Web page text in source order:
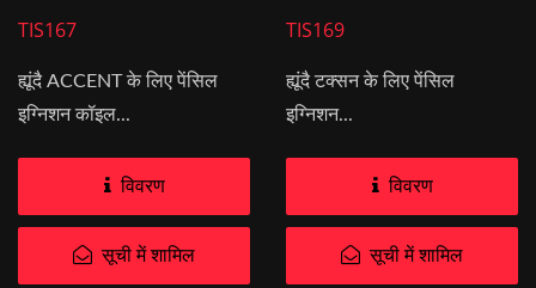
TIS167
ह्यूंदै ACCENT के लिए पेंसिल
इग्निशन कॉइल...
विवरण
सूची में शामिल
TIS169
ह्यूंदै टक्सन के लिए पेंसिल
इग्निशन...
विवरण
सूची में शामिल